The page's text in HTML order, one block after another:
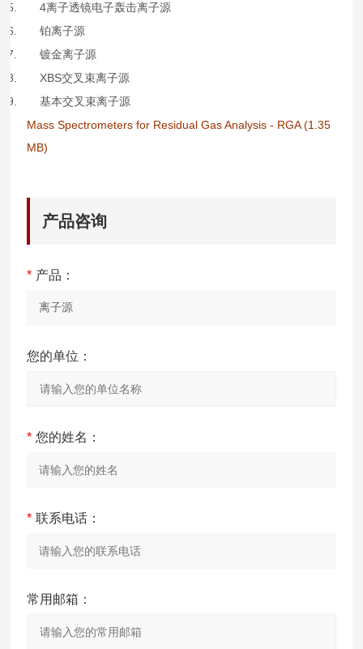
5. 4离子透镜电子轰击离子源
6.铂离子源
7.镀金离子源
8. XBS交叉束离子源
9.基本交叉束离子源
Mass Spectrometers for Residual Gas Analysis - RGA (1.35
MB)
产品咨询
* 产品：
您的单位：
* 您的姓名：
* 联系电话：
常用邮箱：